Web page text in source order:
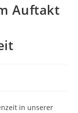
Auftakt
in unserer